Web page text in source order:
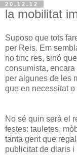
20.12.12
la mobilitat
Suposo que tots
per Reis. Em
no tinc res, sinó
consumista,
per algunes de les
que en necessitat o
No sé quin serà el
festes: tauletes,
tanta gent que
publicitat de diaris i